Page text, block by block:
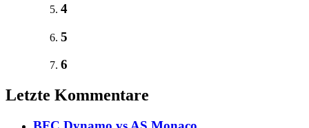
4
5
6
Letzte Kommentare